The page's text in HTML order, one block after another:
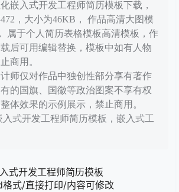
嵌入式开发工程师简历模板下载，
，大小为46KB， 作品高清大图模
属于个人简历表格模板高清模板，作
后可用编辑替换，模板中如有人物
商用。
计师仅对作品中独创性部分享有著作
的国旗、国徽等政治图案不享有权
体效果的示例展示，禁止商用。
式开发工程师简历模板，嵌入式工
式开发工程师简历模板
格式/直接打印/内容可修改